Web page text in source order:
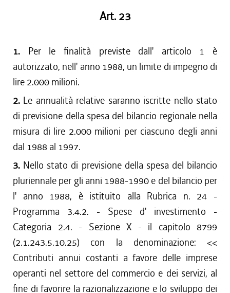
Art. 23
1. Per le finalità previste dall' articolo 1 è
autorizzato, nell' anno 1988, un limite di impegno di
lire 2.000 milioni.
2. Le annualità relative saranno iscritte nello stato
di previsione della spesa del bilancio regionale nella
misura di lire 2.000 milioni per ciascuno degli anni
dal 1988 al 1997.
3. Nello stato di previsione della spesa del bilancio
pluriennale per gli anni 1988-1990 e del bilancio per
l' anno 1988, è istituito alla Rubrica n. 24 -
Programma 3.4.2. - Spese d' investimento -
Categoria 2.4. - Sezione X - il capitolo 8799
(2.1.243.5.10.25) con la denominazione: <<
Contributi annui costanti a favore delle imprese
operanti nel settore del commercio e dei servizi, al
fine di favorire la razionalizzazione e lo sviluppo dei